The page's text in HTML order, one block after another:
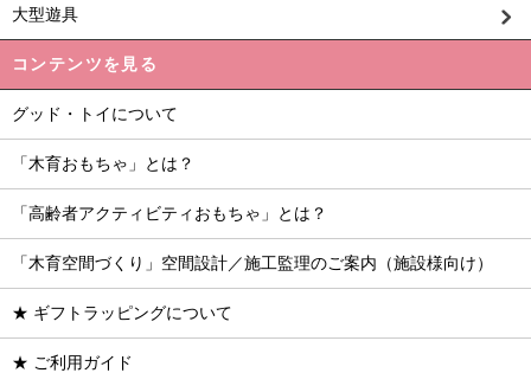
大型遊具
コンテンツを見る
グッド・トイについて
「木育おもちゃ」とは？
「高齢者アクティビティおもちゃ」とは？
「木育空間づくり」空間設計／施工監理のご案内（施設様向け）
★ ギフトラッピングについて
★ ご利用ガイド